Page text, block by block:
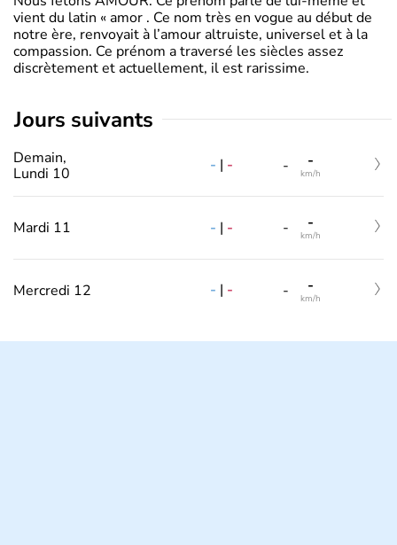
vient du latin « amor . Ce nom très en vogue au début de
notre ère, renvoyait à l’amour altruiste, universel et à la
compassion. Ce prénom a traversé les siècles assez
discrètement et actuellement, il est rarissime.
jours suivants
Demain,
Lundi 10
- | - - -
km/h
Mardi 11 - | - - -
km/h
Mercredi 12 - | - - -
km/h